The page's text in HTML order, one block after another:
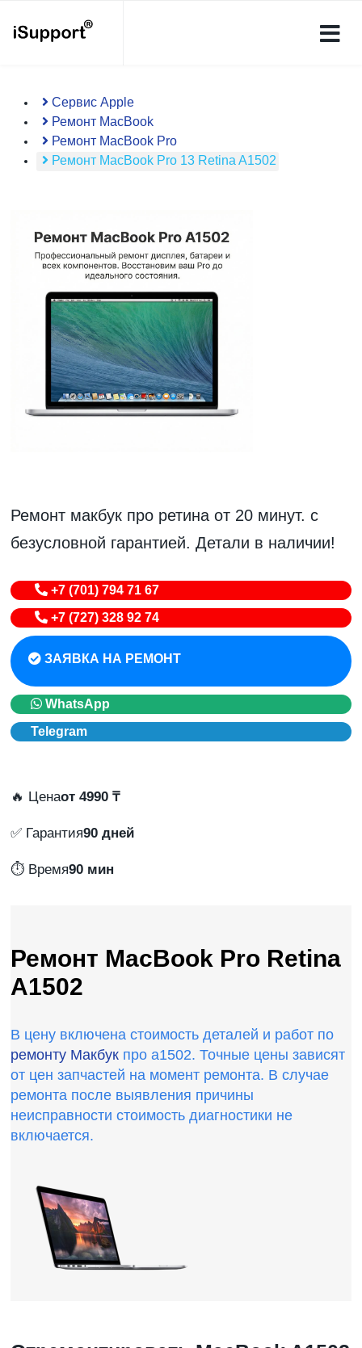
Сервис Apple
Ремонт MacBook
Ремонт MacBook Pro
Ремонт MacBook Pro 13 Retina A1502
Ремонт макбук про ретина от 20 минут. с
безусловной гарантией. Детали в наличии!
+7 (701) 794 71 67
+7 (727) 328 92 74
ЗАЯВКА НА РЕМОНТ
WhatsApp
Telegram
🔥 Ценаот 4990 ₸
✅ Гарантия90 дней
⏱️ Время90 мин
Ремонт MacBook Pro Retina
A1502
В цену включена стоимость деталей и работ по
ремонту Макбук про а1502. Точные цены зависят
от цен запчастей на момент ремонта. В случае
ремонта после выявления причины
неисправности стоимость диагностики не
включается.